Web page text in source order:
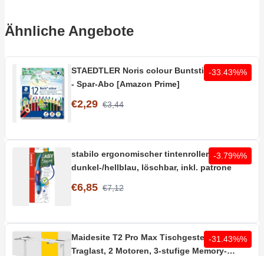
Ähnliche Angebote
STAEDTLER Noris colour Buntstifte 12 Stifte
- Spar-Abo [Amazon Prime]
€2,29 €3,44
-33.43%%
stabilo ergonomischer tintenroller rechts in
dunkel-/hellblau, löschbar, inkl. patrone
€6,85 €7,12
-3.79%%
Maidesite T2 Pro Max Tischgestell | 180kg
Traglast, 2 Motoren, 3-stufige Memory-
-31.43%%